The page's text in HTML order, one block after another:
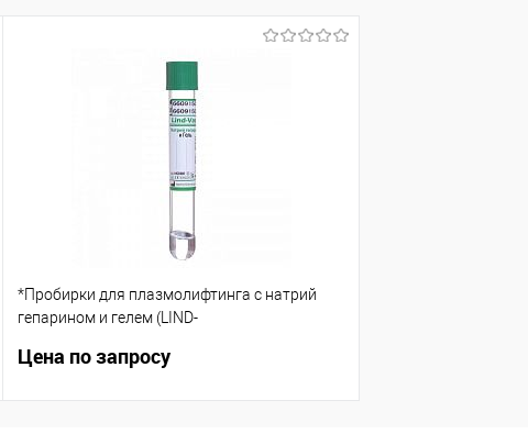
В избранное
*Пробирки для плазмолифтинга с натрий
гепарином и гелем (LIND-
Цена по запросу